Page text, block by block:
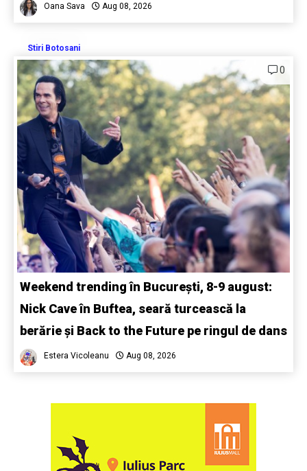
Oana Sava Aug 08, 2026
Stiri Botosani
0
Weekend trending în București, 8-9 august:
Nick Cave în Buftea, seară turcească la
berărie și Back to the Future pe ringul de dans
Estera Vicoleanu Aug 08, 2026